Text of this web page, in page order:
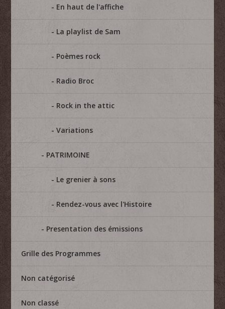
En haut de l'affiche
La playlist de Sam
Poèmes rock
Radio Broc
Rock in the attic
Variations
PATRIMOINE
Le grenier à sons
Rendez-vous avec l'Histoire
Presentation des émissions
Grille des Programmes
Non catégorisé
Non classé